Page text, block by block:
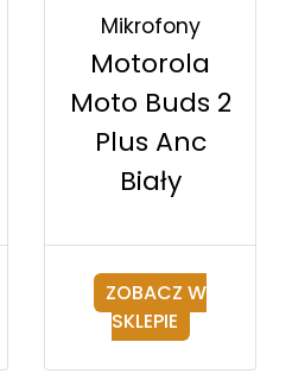
Mikrofony
Motorola
Moto Buds 2
Plus Anc
Biały
ZOBACZ W
SKLEPIE